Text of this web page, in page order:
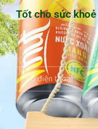
Tốt cho sức khoẻ